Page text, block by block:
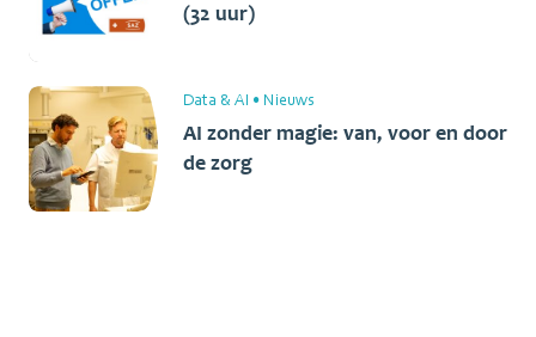
(32 uur)
Data & AI • Nieuws
AI zonder magie: van, voor en door
de zorg